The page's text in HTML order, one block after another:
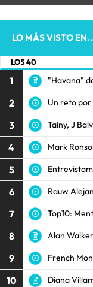
LO MÁS VISTO
LOS 40
1 "Havana"
2 Un reto por
3 Tainy, J
4 Mark
5
6 Rauw
7 Top10:
8 Alan
9 French
10 Diana